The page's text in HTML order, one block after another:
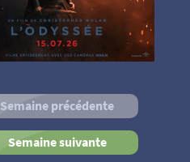
Semaine précédente
Semaine suivante